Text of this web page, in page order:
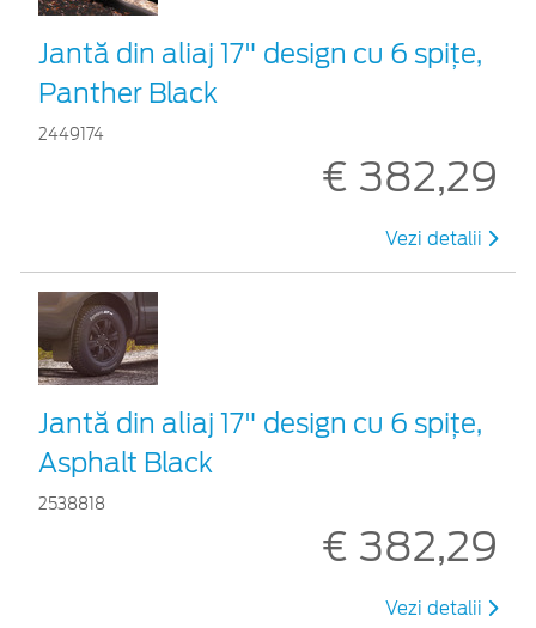
Jantă din aliaj 17" design cu 6 spițe,
Panther Black
2449174
€ 382,29
Vezi detalii
Jantă din aliaj 17" design cu 6 spițe,
Asphalt Black
2538818
€ 382,29
Vezi detalii